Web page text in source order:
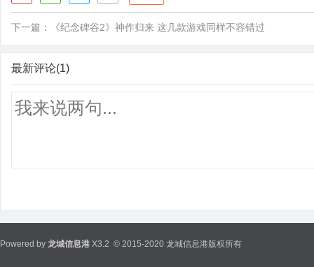
下一篇： 《纪念碑谷2》神作归来 这几款游戏同样不容错过
最新评论(1)
Powered by 龙城信息港 X3.2 © 2015-2020 龙城信息港版权所有